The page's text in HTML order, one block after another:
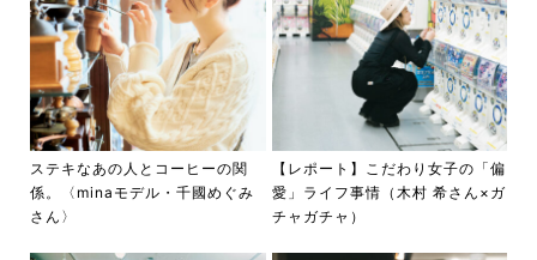
ステキなあの人とコーヒーの関
係。〈minaモデル・千國めぐみ
さん〉
【レポート】こだわり女子の「偏
愛」ライフ事情（木村 希さん×ガ
チャガチャ）